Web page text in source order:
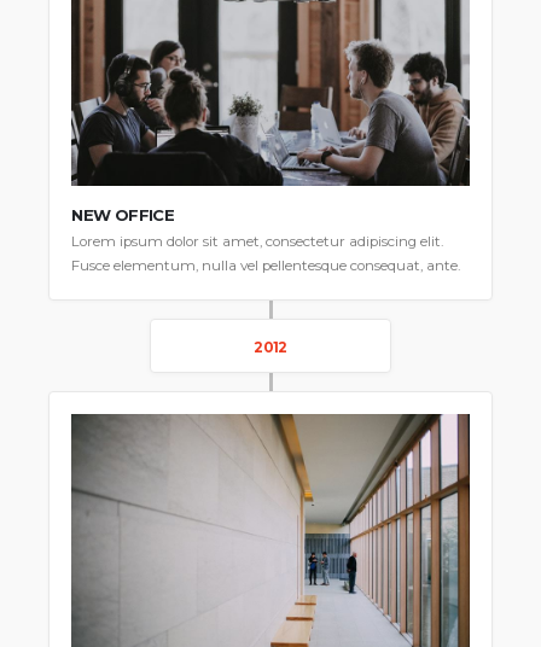
NEW OFFICE
Lorem ipsum dolor sit amet, consectetur adipiscing elit.
Fusce elementum, nulla vel pellentesque consequat, ante.
2012